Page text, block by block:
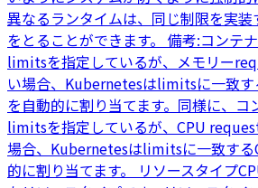
異なるランタイムは、同じ制限を実
をとることができます。 備考:コンテ
limitsを指定しているが、メモリー
い場合、Kubernetesはlimitsに一致
を自動的に割り当てます。同様に、コ
limitsを指定しているが、CPU
場合、Kubernetesはlimitsに一致する
的に割り当てます。 リソースタイプ